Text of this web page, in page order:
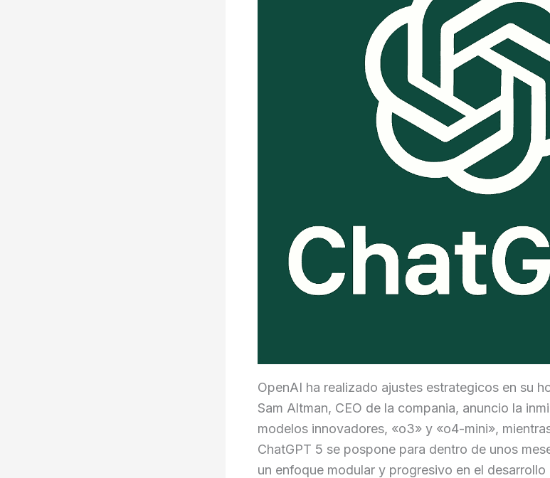
OpenAI ha realizado ajustes estrategicos en su
Sam Altman, CEO de la compania, anuncio la
modelos innovadores, «o3» y «o4-mini»,
ChatGPT 5 se pospone para dentro de unos
un enfoque modular y progresivo en el